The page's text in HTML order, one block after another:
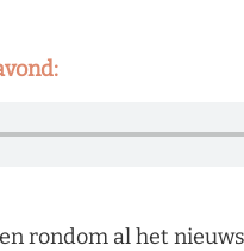
rondom al het